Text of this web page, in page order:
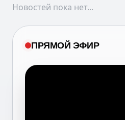
Новостей пока нет...
ПРЯМОЙ ЭФИР